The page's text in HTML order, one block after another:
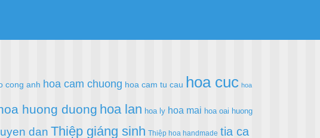
cong anh hoa cam chuong hoa cam tu cau hoa cuc hoa
huong duong hoa lan hoa ly hoa mai hoa oai huong
dan Thiệp giáng sinh Thiệp hoa handmade tia ca